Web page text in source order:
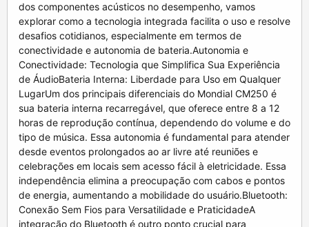
dos componentes acústicos no desempenho, vamos
explorar como a tecnologia integrada facilita o uso e resolve
desafios cotidianos, especialmente em termos de
conectividade e autonomia de bateria.Autonomia e
Conectividade: Tecnologia que Simplifica Sua Experiência
de ÁudioBateria Interna: Liberdade para Uso em Qualquer
LugarUm dos principais diferenciais do Mondial CM250 é
sua bateria interna recarregável, que oferece entre 8 a 12
horas de reprodução contínua, dependendo do volume e do
tipo de música. Essa autonomia é fundamental para atender
desde eventos prolongados ao ar livre até reuniões e
celebrações em locais sem acesso fácil à eletricidade. Essa
independência elimina a preocupação com cabos e pontos
de energia, aumentando a mobilidade do usuário.Bluetooth:
Conexão Sem Fios para Versatilidade e PraticidadeA
integração do Bluetooth é outro ponto crucial para